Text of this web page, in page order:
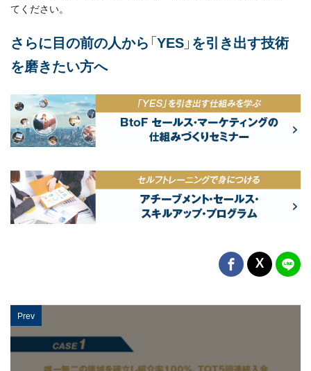
てください。
さらに目の前の人から「YES」を引き出す技術
を磨きたい方へ
Prev